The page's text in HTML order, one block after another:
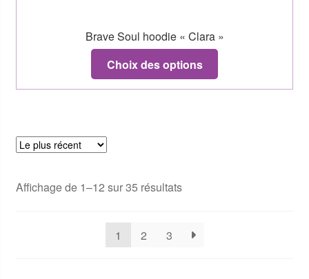
Brave Soul hoodie « Clara »
Choix des options
Affichage de 1–12 sur 35 résultats
1 2 3